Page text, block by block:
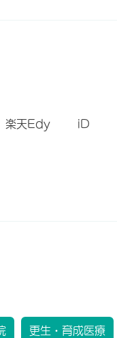
楽天Edy iD
更生・育成医療